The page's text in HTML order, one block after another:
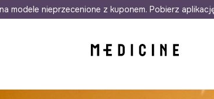
w 24h Darmowa dostawa do salonów
modele nieprzecenione z kuponem. Pobierz